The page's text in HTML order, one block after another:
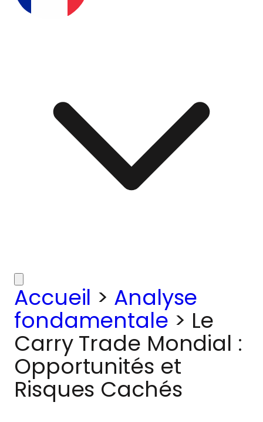
Accueil > Analyse
fondamentale > Le
Carry Trade Mondial :
Opportunités et
Risques Cachés